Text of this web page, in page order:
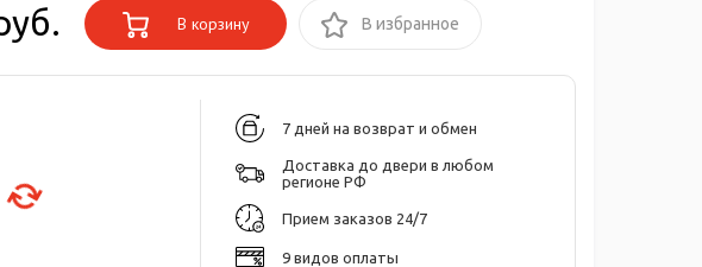
В корзину В избранное
7 дней на возврат и обмен
Доставка до двери в любом
регионе РФ
Прием заказов 24/7
9 видов оплаты